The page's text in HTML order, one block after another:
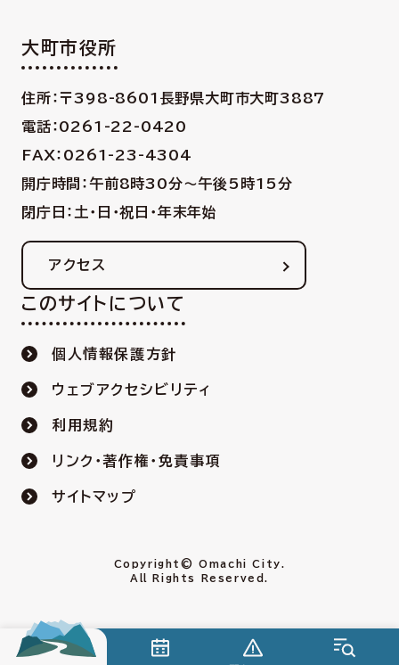
大町市役所
住所：〒398-8601 長野県大町市大町3887
電話：0261-22-0420
FAX：0261-23-4304
開庁時間：午前8時30分〜午後5時15分
閉庁日：土・日・祝日・年末年始
アクセス
このサイトについて
個人情報保護方針
ウェブアクセシビリティ
利用規約
リンク・著作権・免責事項
サイトマップ
Copyright© Omachi City.
All Rights Reserved.